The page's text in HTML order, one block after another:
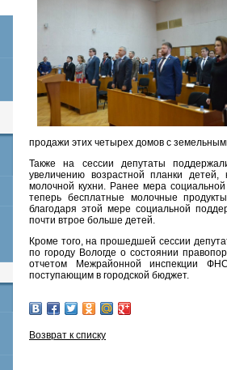
продажи этих четырех домов с
Также на сессии депутаты
увеличению возрастной планки
молочной кухни. Ранее мера
теперь бесплатные молочные
благодаря этой мере социальной
почти втрое больше детей.
Кроме того, на прошедшей сессии
по городу Вологде о состоянии
отчетом Межрайонной инспекции
поступающим в городской бюджет.
Возврат к списку